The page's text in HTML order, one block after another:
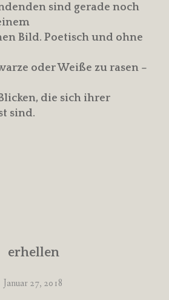
sind gerade noch
Bild. Poetisch und ohne
oder Weiße zu rasen –
die sich ihrer
sind.
erhellen
Januar 27, 2018